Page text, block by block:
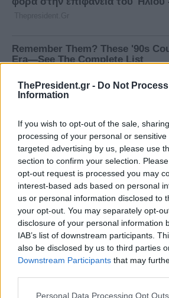
ThePresident.gr - Do Not
Information
If you wish to opt-out of the sale,
processing of your personal or
targeted advertising by us, please use
section to confirm your selection.
opt-out request is processed you may
interest-based ads based on personal
us or personal information disclosed to
your opt-out. You may separately opt-
disclosure of your personal information
IAB’s list of downstream participants.
also be disclosed by us to third parties
Downstream Participants that may
Personal Data Processing Opt Outs